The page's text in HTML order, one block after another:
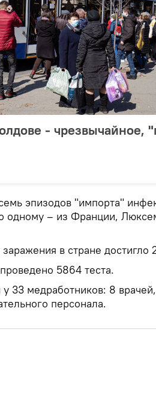
- чрезвычайное,
эпизодов "импорта"
одному – из Франции,
в стране достигло
5864 теста.
33 медработников: 8
персонала.